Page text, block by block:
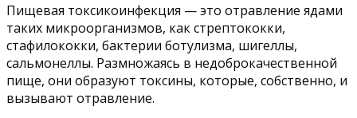
Пищевая токсикоинфекция — это отравление ядами
таких микроорганизмов, как стрептококки,
стафилококки, бактерии ботулизма, шигеллы,
сальмонеллы. Размножаясь в недоброкачественной
пище, они образуют токсины, которые, собственно, и
вызывают отравление.